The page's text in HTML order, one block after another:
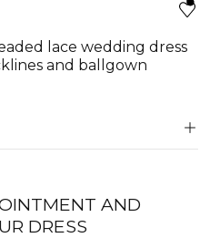
lace wedding dress
and ballgown
AND
DRESS